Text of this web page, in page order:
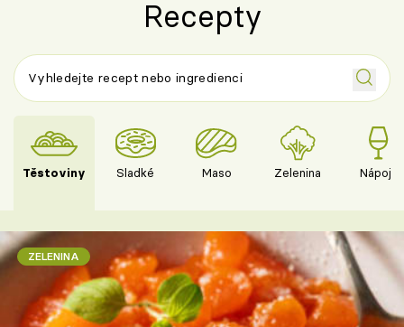
Recepty
Těstoviny Sladké Maso Zelenina Nápoje
ZELENINA